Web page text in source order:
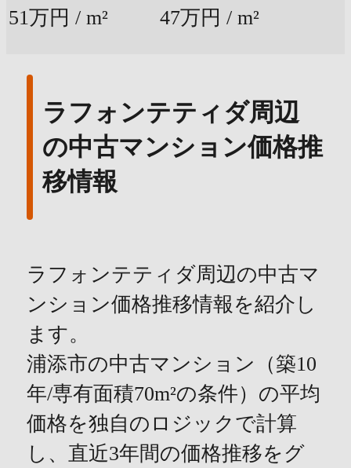
51万円 / m²
47万円 / m²
ラフォンテティダ周辺
の中古マンション価格推
移情報
ラフォンテティダ周辺の中古マ
ンション価格推移情報を紹介し
ます。
浦添市の中古マンション（築10
年/専有面積70m²の条件）の平均
価格を独自のロジックで計算
し、直近3年間の価格推移をグ